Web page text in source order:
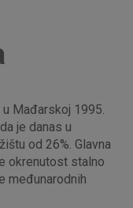
Mađarskoj 1995.
je danas u
od 26%. Glavna
okrenutost stalno
međunarodnih